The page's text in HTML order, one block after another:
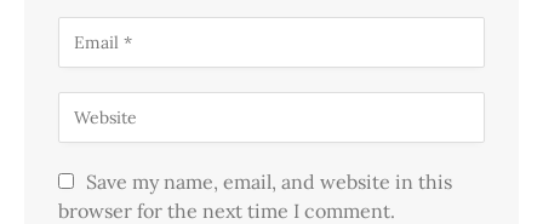
Save my name, email, and website in this
browser for the next time I comment.